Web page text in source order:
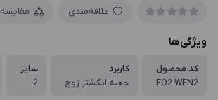
علاقه‌مندی مقایسه
ویژگی‌ها
کد محصول
EO2 WFN2
کاربرد
جعبه انگشتر زوج
سایز
2